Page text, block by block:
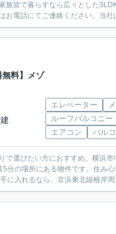
皆で暮らすなら広々とした
お電話にてご連絡ください。当社
無料】メゾ
エレベーター
ルーフバルコニー
エアコン
バル
選びたい方におすすめ。横浜
分の場所にある物件です。住み
に入れるなら、京浜東北線根岸